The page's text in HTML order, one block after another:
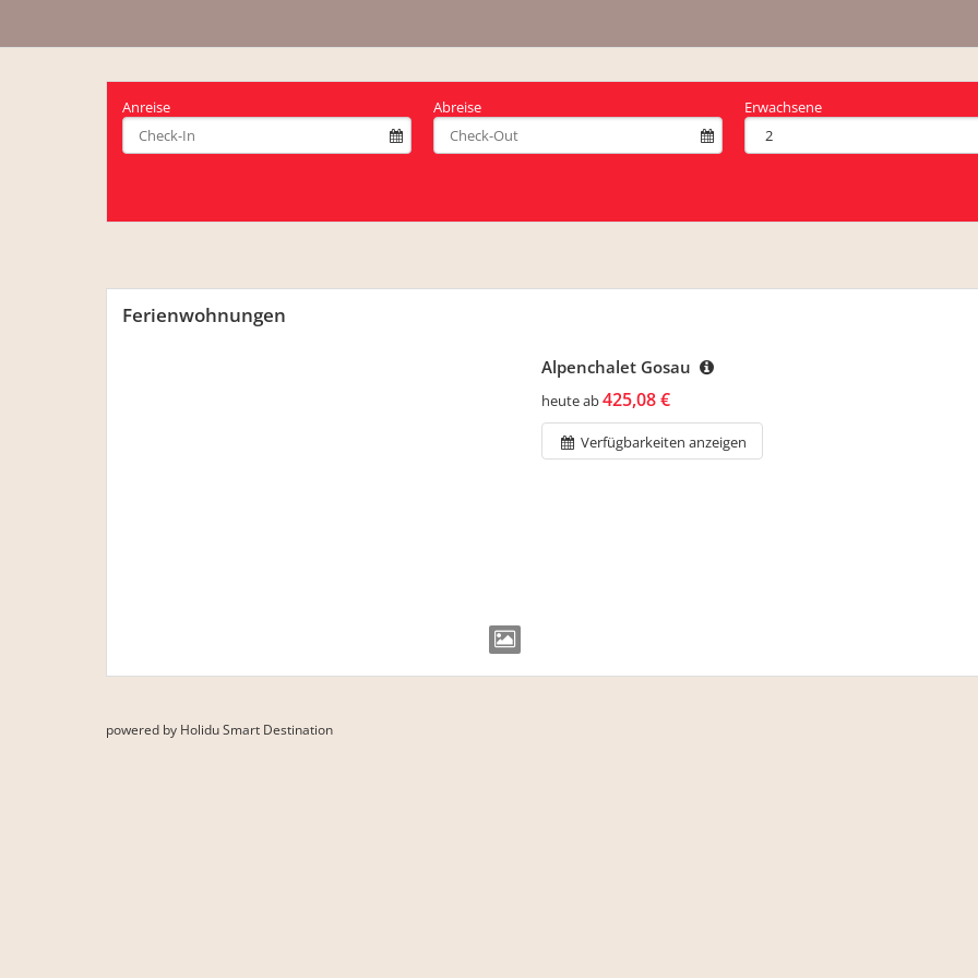
Anreise Abreise Erwachsene
Ferienwohnungen
Alpenchalet Gosau
heute ab425,08 €
Verfügbarkeiten anzeigen
powered by Holidu Smart Destination